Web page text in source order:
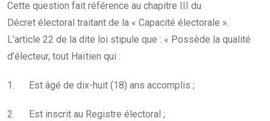
Cette question fait référence au chapitre III du
Décret électoral traitant de la « Capacité électorale ».
L’article 22 de la dite loi stipule que : « Possède la qualité
d’électeur, tout Haïtien qui :
1. Est âgé de dix-huit (18) ans accomplis ;
2. Est inscrit au Registre électoral ;